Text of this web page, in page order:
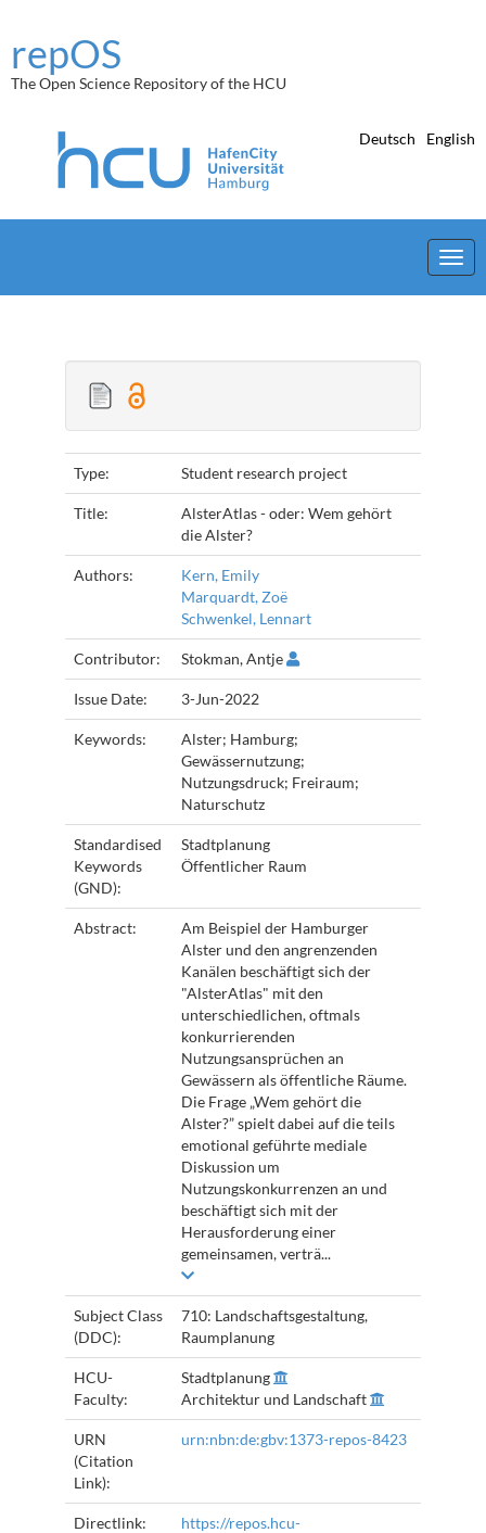
repOS
The Open Science Repository of the HCU
Deutsch English
Type: Student research project
Title:
AlsterAtlas - oder: Wem gehört
die Alster?
Authors:
Kern, Emily
Marquardt, Zoë
Schwenkel, Lennart
Contributor: Stokman, Antje
Issue Date: 3-Jun-2022
Keywords:
Alster; Hamburg;
Gewässernutzung;
Nutzungsdruck; Freiraum;
Naturschutz
Standardised
Keywords
(GND):
Stadtplanung
Öffentlicher Raum
Abstract:
Am Beispiel der Hamburger
Alster und den angrenzenden
Kanälen beschäftigt sich der
"AlsterAtlas" mit den
unterschiedlichen, oftmals
konkurrierenden
Nutzungsansprüchen an
Gewässern als öffentliche Räume.
Die Frage „Wem gehört die
Alster?” spielt dabei auf die teils
emotional geführte mediale
Diskussion um
Nutzungskonkurrenzen an und
beschäftigt sich mit der
Herausforderung einer
gemeinsamen, verträ...
Subject Class
(DDC):
710: Landschaftsgestaltung,
Raumplanung
HCU-
Faculty:
Stadtplanung
Architektur und Landschaft
URN
(Citation
Link):
urn:nbn:de:gbv:1373-repos-8423
Directlink:
https://repos.hcu-